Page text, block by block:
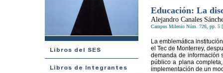
Educación: La
Alejandro Canales
Campus Milenio Núm. 726, pp. 5
La emblemática
el Tec de Monterrey,
demanda de información
público a plana
implementación de un